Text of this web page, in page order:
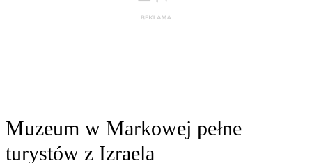
Muzeum w Markowej pełne
turystów z Izraela